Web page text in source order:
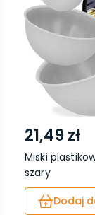
21,49 zł
Miski
szary
Dodaj